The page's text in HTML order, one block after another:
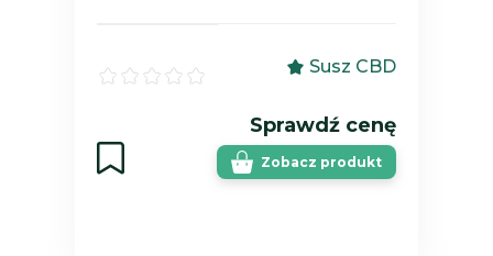
Susz CBD
Sprawdź cenę
Zobacz produkt